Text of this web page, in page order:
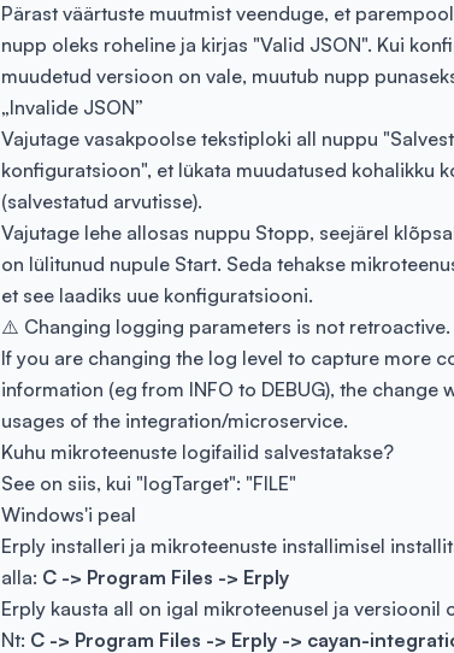
Pärast väärtuste muutmist veenduge, et
nupp oleks roheline ja kirjas "Valid JSON". Kui
muudetud versioon on vale, muutub nupp
„Invalide JSON”
Vajutage vasakpoolse tekstiploki all nuppu
konfiguratsioon", et lükata muudatused kohalikku
(salvestatud arvutisse).
Vajutage lehe allosas nuppu Stopp, seejärel
on lülitunud nupule Start. Seda tehakse
et see laadiks uue konfiguratsiooni.
⚠️ Changing logging parameters is not retroactive.
If you are changing the log level to capture more
information (eg from INFO to DEBUG), the change
usages of the integration/microservice.
Kuhu mikroteenuste logifailid salvestatakse?
See on siis, kui "logTarget": "FILE"
Windows'i peal
Erply installeri ja mikroteenuste installimisel
alla: C -> Program Files -> Erply
Erply kausta all on igal mikroteenusel ja versioonil
Nt: C -> Program Files -> Erply -> cayan-